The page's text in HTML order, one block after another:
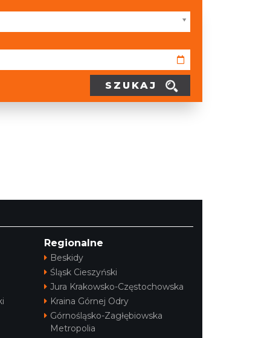
SZUKAJ
Regionalne
Beskidy
Śląsk Cieszyński
Jura Krakowsko-Częstochowska
Kraina Górnej Odry
Górnośląsko-Zagłębiowska
Metropolia